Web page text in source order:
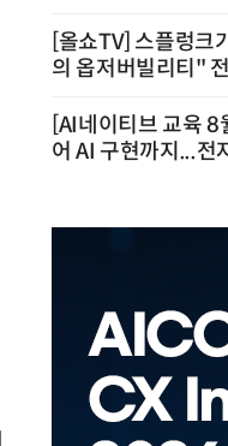
[올쇼TV] 스플렁크
의 옵저버빌리티"
[AI네이티브 교육
어 AI 구현까지...전